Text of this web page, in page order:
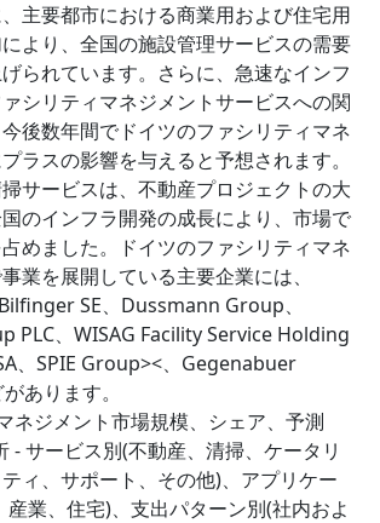
主要都市における商業用および住宅用
より、全国の施設管理サービスの需要
られています。さらに、急速なインフ
シリティマネジメントサービスへの関
後数年間でドイツのファシリティマネ
ラスの影響を与えると予想されます。
サービスは、不動産プロジェクトの大
のインフラ開発の成長により、市場で
めました。ドイツのファシリティマネ
業を展開している主要企業には、
SE、Dussmann Group、
PLC、WISAG Facility Service Holding
、SPIE Group><、Gegenabuer
あります。
ネジメント市場規模、シェア、予測
- サービス別(不動産、清掃、ケータリ
ィ、サポート、その他)、アプリケー
産業、住宅)、支出パターン別(社内およ